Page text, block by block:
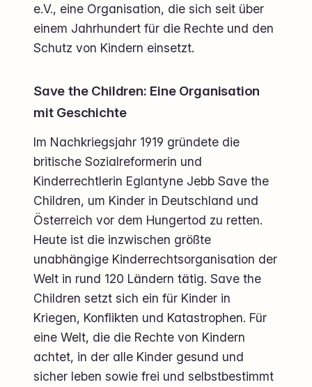
e.V., eine Organisation, die sich seit über
einem Jahrhundert für die Rechte und den
Schutz von Kindern einsetzt.
Save the Children: Eine Organisation
mit Geschichte
Im Nachkriegsjahr 1919 gründete die
britische Sozialreformerin und
Kinderrechtlerin Eglantyne Jebb Save the
Children, um Kinder in Deutschland und
Österreich vor dem Hungertod zu retten.
Heute ist die inzwischen größte
unabhängige Kinderrechtsorganisation der
Welt in rund 120 Ländern tätig. Save the
Children setzt sich ein für Kinder in
Kriegen, Konflikten und Katastrophen. Für
eine Welt, die die Rechte von Kindern
achtet, in der alle Kinder gesund und
sicher leben sowie frei und selbstbestimmt